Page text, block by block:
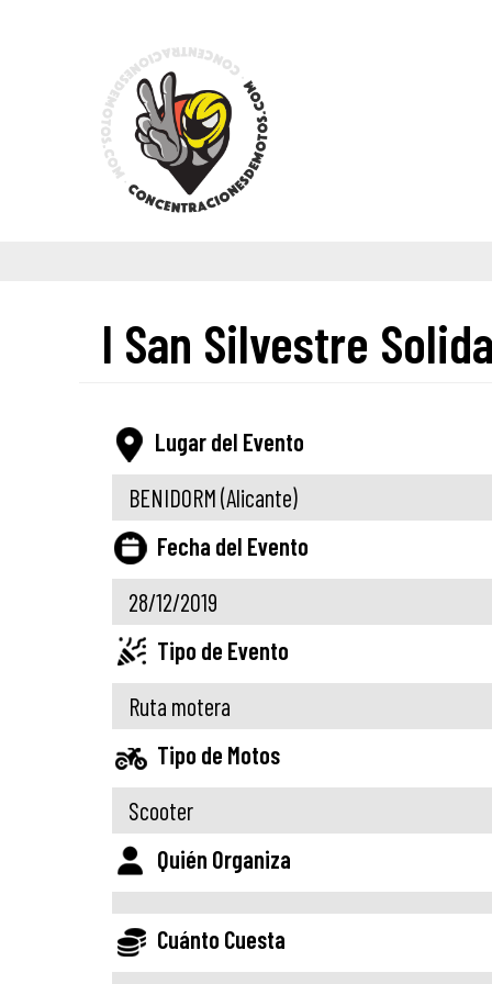
I San Silvestre
Lugar del Evento
BENIDORM(Alicante)
Fecha del Evento
28/12/2019
Tipo de Evento
Ruta motera
Tipo de Motos
Scooter
Quién Organiza
Cuánto Cuesta